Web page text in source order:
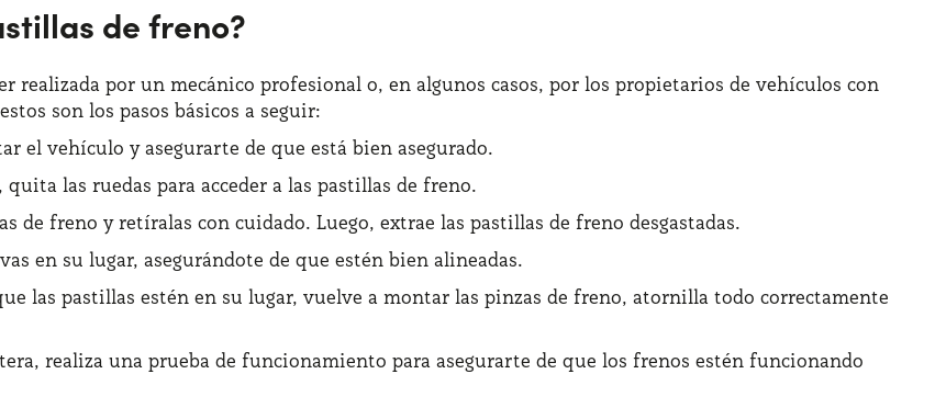
de freno?
realizada por un mecánico profesional o, en algunos casos, por los propietarios de vehículos con
son los pasos básicos a seguir:
el vehículo y asegurarte de que está bien asegurado.
las ruedas para acceder a las pastillas de freno.
de freno y retíralas con cuidado. Luego, extrae las pastillas de freno desgastadas.
en su lugar, asegurándote de que estén bien alineadas.
las pastillas estén en su lugar, vuelve a montar las pinzas de freno, atornilla todo correctamente
realiza una prueba de funcionamiento para asegurarte de que los frenos estén funcionando